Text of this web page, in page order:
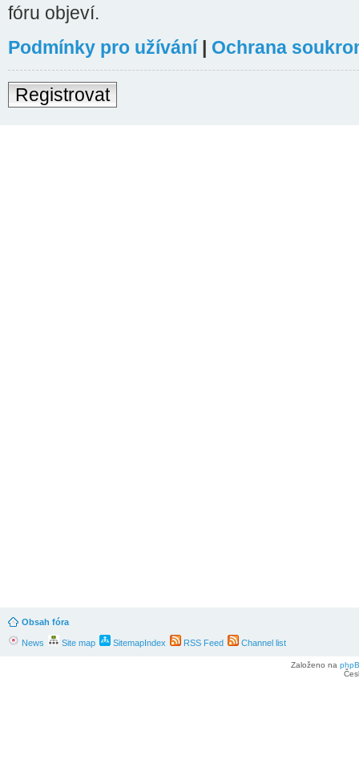
fóru objeví.
Podmínky pro užívání
Ochrana
Registrovat
Obsah fóra
News Site map SitemapIndex RSS Feed Channel list
Založeno na